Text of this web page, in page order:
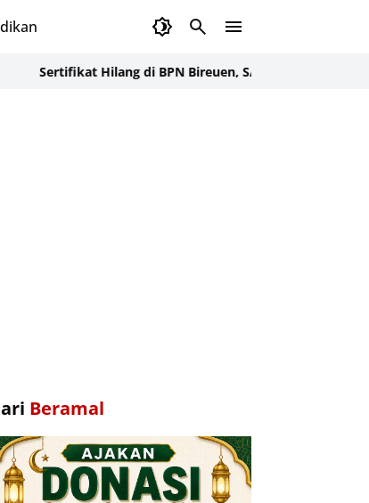
Hilang di BPN Bireuen, SAPA Dampingi Warga
Beramal